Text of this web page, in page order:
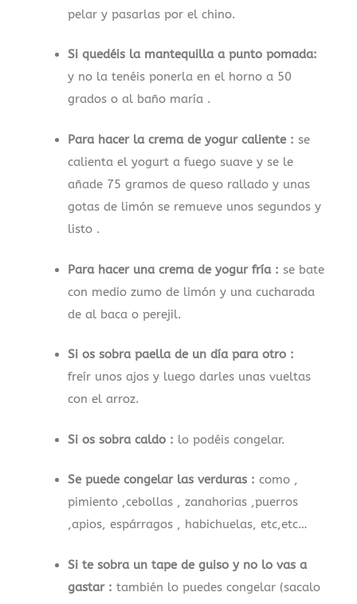
pelar y pasarlas por el chino.
Si quedéis la mantequilla a punto pomada:
y no la tenéis ponerla en el horno a 50
grados o al baño maría .
Para hacer la crema de yogur caliente : se
calienta el yogurt a fuego suave y se le
añade 75 gramos de queso rallado y unas
gotas de limón se remueve unos segundos y
listo .
Para hacer una crema de yogur fría : se bate
con medio zumo de limón y una cucharada
de al baca o perejil.
Si os sobra paella de un día para otro :
freír unos ajos y luego darles unas vueltas
con el arroz.
Si os sobra caldo : lo podéis congelar.
Se puede congelar las verduras : como ,
pimiento ,cebollas , zanahorias ,puerros
,apios, espárragos , habichuelas, etc,etc…
Si te sobra un tape de guiso y no lo vas a
gastar :también lo puedes congelar (sacalo